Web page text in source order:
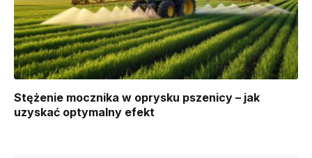
Stężenie mocznika w oprysku pszenicy – jak
uzyskać optymalny efekt